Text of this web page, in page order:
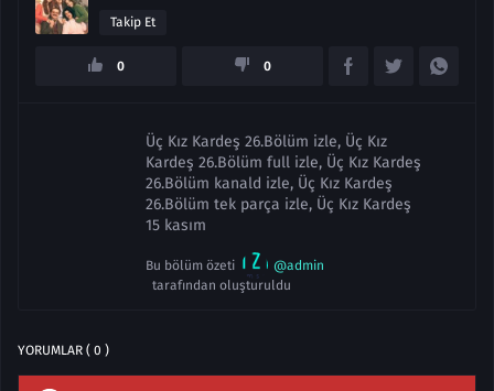
Takip Et
0 0
Üç Kız Kardeş 26.Bölüm izle, Üç Kız
Kardeş 26.Bölüm full izle, Üç Kız Kardeş
26.Bölüm kanald izle, Üç Kız Kardeş
26.Bölüm tek parça izle, Üç Kız Kardeş
15 kasım
Bu bölüm özeti
@admin
tarafından oluşturuldu
YORUMLAR ( 0 )